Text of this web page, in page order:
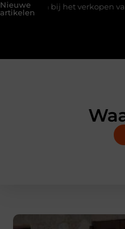
Nieuwe
artikelen
bij het verkopen van je